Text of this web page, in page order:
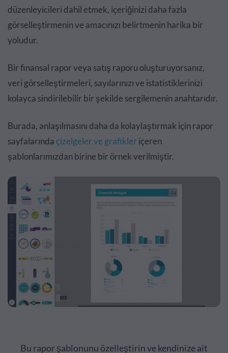
düzenleyicileri dahil etmek, içeriğinizi daha fazla
görselleştirmenin ve amacınızı belirtmenin harika bir
yoludur.
Bir finansal rapor veya satış raporu oluşturuyorsanız,
veri görselleştirmeleri, sayılarınızı ve istatistiklerinizi
kolayca sindirilebilir bir şekilde sergilemenin anahtarıdır.
Burada, anlaşılmasını daha da kolaylaştırmak için rapor
sayfalarındaçizelgeler ve grafikleriçeren
şablonlarımızdan birine bir örnek verilmiştir.
Bu rapor şablonunu özelleştirin ve kendinize ait